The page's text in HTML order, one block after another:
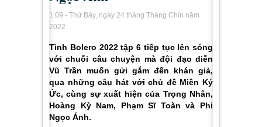
1:09 - Thứ Bảy, ngày 24 tháng Tháng Chín năm
2022
Tình Bolero 2022 tập 6 tiếp tục lên sóng
với chuỗi câu chuyện mà đội đạo diễn
Vũ Trần muốn gửi gắm đến khán giả,
qua những câu hát với chủ đề Miền Ký
Ức, cùng sự xuất hiện của Trọng Nhân,
Hoàng Kỳ Nam, Phạm Sĩ Toàn và Phi
Ngọc Ánh.